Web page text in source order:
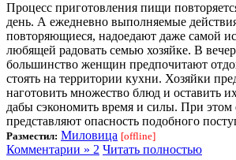
Процесс приготовления пищи
день. А ежедневно выполняемые
повторяющиеся, надоедают даже самой
любящей радовать семью хозяйке. В
большинство женщин предпочитают
стоять на территории кухни. Хозяйки
наготовить множество блюд и оставить
дабы сэкономить время и силы. При этом
представляют опасность подобного
Разместил: Миловица [offline]
Комментарии » 2 Читать полностью